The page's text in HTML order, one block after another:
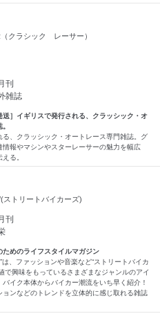
クラシック レーサー）
刊
雑誌
送］イギリスで発行される、クラッシック・オ
る、クラッシック・オートレース専門雑誌。グ
情報やマシンやスターレーサーの魅力を幅広
る。
ストリートバイカーズ)
刊
ためのライフスタイルマガジン
は、ファッションや音楽など“ストリートバイカ
で興味をもっているさまざまなジャンルのアイ
バイク本体からバイカー潮流をいち早く紹介！
ョンなどのトレンドを立体的に感じ取れる雑誌